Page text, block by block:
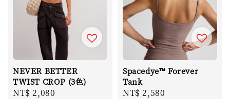
NEVER BETTER
TWIST CROP (3色)
Regular
NT$ 2,080
Spacedye™ Forever
Tank
Regular
NT$ 2,580